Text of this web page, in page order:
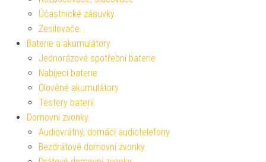
Účastnické zásuvky
Zesilovače
Baterie a akumulátory
Jednorázové spotřební baterie
Nabíjecí baterie
Olověné akumulátory
Testery baterií
Domovní zvonky
Audiovrátný, domácí audiotelefony
Bezdrátové domovní zvonky